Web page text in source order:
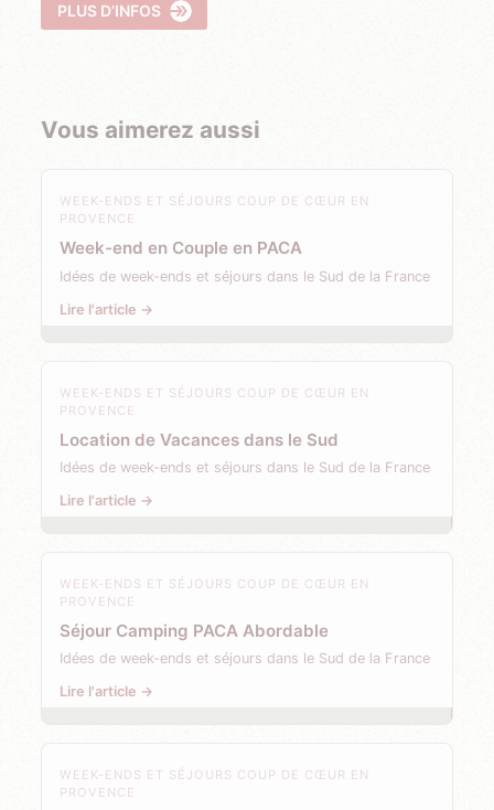
PLUS D’INFOS
Vous aimerez aussi
WEEK-ENDS ET SÉJOURS COUP DE CŒUR EN
PROVENCE
Week-end en Couple en PACA
Idées de week-ends et séjours dans le Sud de la France
Lire l'article →
WEEK-ENDS ET SÉJOURS COUP DE CŒUR EN
PROVENCE
Location de Vacances dans le Sud
Idées de week-ends et séjours dans le Sud de la France
Lire l'article →
WEEK-ENDS ET SÉJOURS COUP DE CŒUR EN
PROVENCE
Séjour Camping PACA Abordable
Idées de week-ends et séjours dans le Sud de la France
Lire l'article →
WEEK-ENDS ET SÉJOURS COUP DE CŒUR EN
PROVENCE